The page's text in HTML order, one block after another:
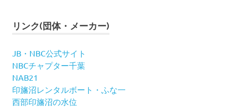
リンク(団体・メーカー)
JB・NBC公式サイト
NBCチャプター千葉
NAB21
印旛沼レンタルボート・ふな一
西部印旛沼の水位